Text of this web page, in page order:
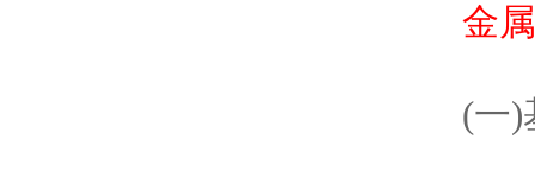
金
(一)基